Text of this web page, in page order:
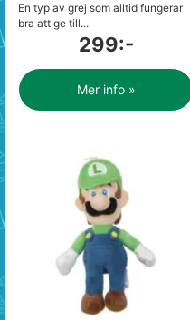
En typ av grej som alltid fungerar
bra att ge till...
299:-
Mer info »